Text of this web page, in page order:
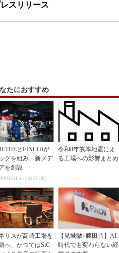
スリリース
たにおすすめ
とFINCHIが
グを組み、新メデ
を創設
on GOETHE)
令和8年熊本地震によ
る工場への影響まとめ
サスが高崎工場を
へ、かつてはSiC
【見城徹×藤田晋】AI
時代でも変わらない経